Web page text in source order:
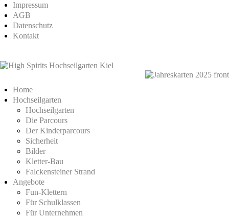
Impressum
AGB
Datenschutz
Kontakt
Home
Hochseilgarten
Hochseilgarten
Die Parcours
Der Kinderparcours
Sicherheit
Bilder
Kletter-Bau
Falckensteiner Strand
Angebote
Fun-Klettern
Für Schulklassen
Für Unternehmen